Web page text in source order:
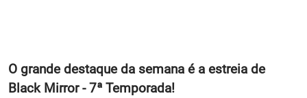
O grande destaque da semana é a estreia de
Black Mirror - 7ª Temporada!